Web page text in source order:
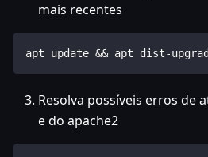
mais recentes
apt update && apt dist-
Resolva possíveis erros de
e do apache2